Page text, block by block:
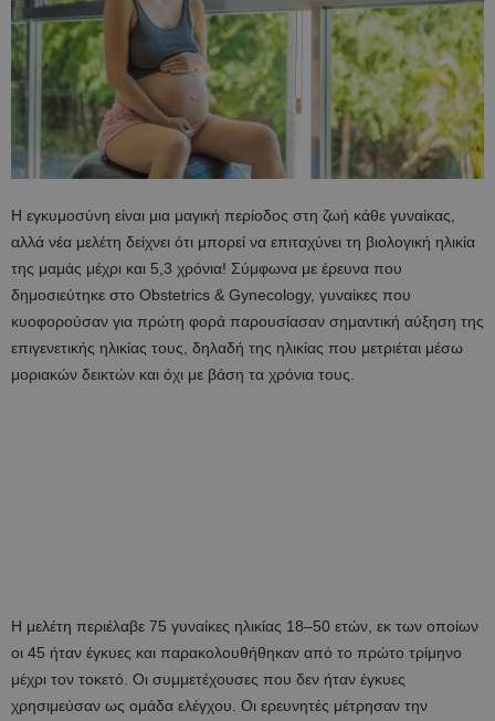
Η εγκυμοσύνη είναι μια μαγική περίοδος στη ζωή κάθε γυναίκας,
αλλά νέα μελέτη δείχνει ότι μπορεί να επιταχύνει τη βιολογική ηλικία
της μαμάς μέχρι και 5,3 χρόνια! Σύμφωνα με έρευνα που
δημοσιεύτηκε στο Obstetrics & Gynecology, γυναίκες που
κυοφορούσαν για πρώτη φορά παρουσίασαν σημαντική αύξηση της
επιγενετικής ηλικίας τους, δηλαδή της ηλικίας που μετριέται μέσω
μοριακών δεικτών και όχι με βάση τα χρόνια τους.
Η μελέτη περιέλαβε 75 γυναίκες ηλικίας 18–50 ετών, εκ των οποίων
οι 45 ήταν έγκυες και παρακολουθήθηκαν από το πρώτο τρίμηνο
μέχρι τον τοκετό. Οι συμμετέχουσες που δεν ήταν έγκυες
χρησιμεύσαν ως ομάδα ελέγχου. Οι ερευνητές μέτρησαν την